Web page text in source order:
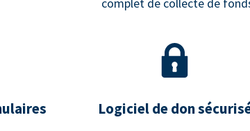
Logiciel de don